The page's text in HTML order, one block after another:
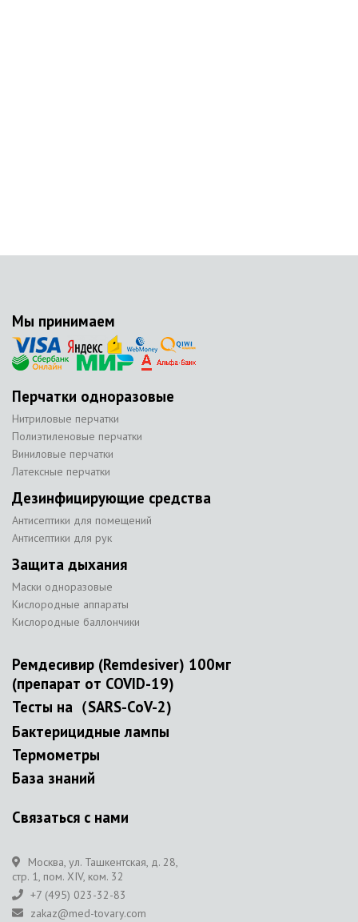
Мы принимаем
Перчатки одноразовые
Нитриловые перчатки
Полиэтиленовые перчатки
Виниловые перчатки
Латексные перчатки
Дезинфицирующие средства
Антисептики для помещений
Антисептики для рук
Защита дыхания
Маски одноразовые
Кислородные аппараты
Кислородные баллончики
Ремдесивир (Remdesiver) 100мг
(препарат от COVID-19)
Тесты на（SARS-CoV-2)
Бактерицидные лампы
Термометры
База знаний
Связаться с нами
Москва, ул. Ташкентская, д. 28,
стр. 1, пом. XIV, ком. 32
+7 (495) 023-32-83
zakaz@med-tovary.com